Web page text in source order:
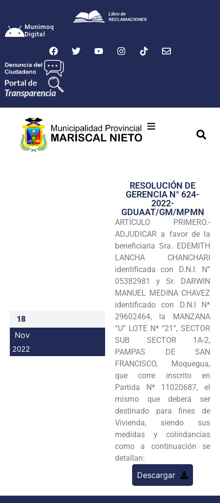
Munimoq
Digital
Transparencia
Seguridad
Programas
Intranet
18
Nov
2022
RESOLUCIÓN DE
GERENCIA N° 624-
2022-
GDUAAT/GM/MPMN
ARTÍCULO PRIMERO.-
ADJUDICAR a favor de la
beneficiaria Sra. EDEMITH
LANCHA CHANCHARI
identificada con D.N.I. N”
05382981 y Sr. DARWIN
MANUEL MEDINA CHAVEZ
identificado con D.N.I N*
29602464, la MANZANA
“U” LOTE N* “21”, SECTOR
SUB SECTOR 1A-2,
PAMPAS DE SAN
FRANCISCO, Moquegua,
que corre inscrito en
Partida N* 11020687, el
mismo que deberá ser
destinado para fines de
Vivienda, siendo sus
medidas y colindancias
como a continuación se
detallan:
Descargar